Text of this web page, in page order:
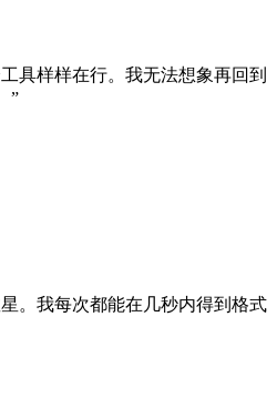
具样样在行。我无法想象再回到
”
。我每次都能在几秒内得到格式